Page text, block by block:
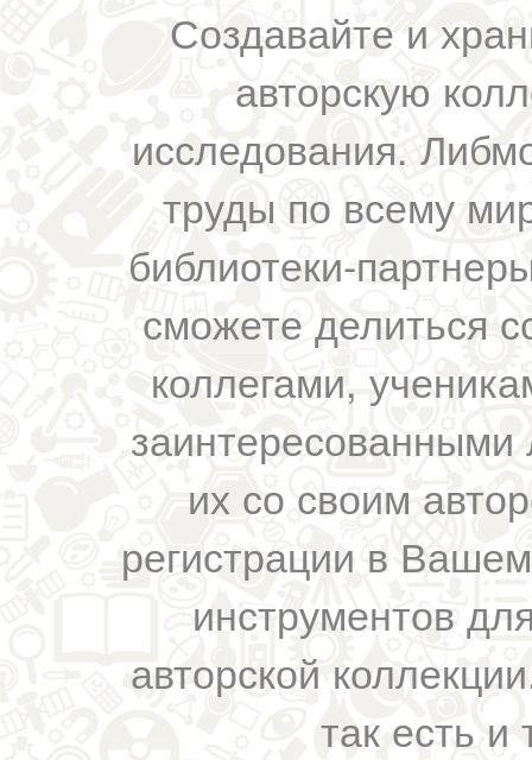
Создавайте и
авторскую
исследования.
труды по всему
библиотеки-
сможете делиться
коллегами,
их со своим
регистрации в
инструментов
авторской
так есть и